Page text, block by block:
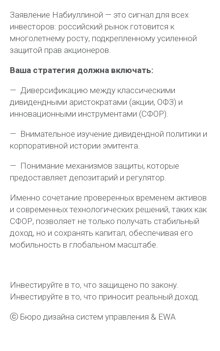
Заявление Набиуллиной — это сигнал для всех
инвесторов: российский рынок готовится к
многолетнему росту, подкрепленному усиленной
защитой прав акционеров.
Ваша стратегия должна включать:
— Диверсификацию между классическими
дивидендными аристократами (акции, ОФЗ) и
инновационными инструментами (СФОР).
— Внимательное изучение дивидендной политики и
корпоративной истории эмитента.
— Понимание механизмов защиты, которые
предоставляет депозитарий и регулятор.
Именно сочетание проверенных временем активов
и современных технологических решений, таких как
СФОР, позволяет не только получать стабильный
доход, но и сохранять капитал, обеспечивая его
мобильность в глобальном масштабе.
Инвестируйте в то, что защищено по закону.
Инвестируйте в то, что приносит реальный доход.
ⓒ Бюро дизайна систем управления & EWA